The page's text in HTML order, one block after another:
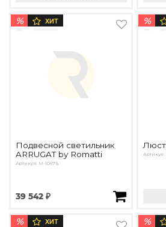
% ХИТ
Подвесной светильник
ARRUGAT by Romatti
Артикул: M-1097S
39 542 ₽
%
Артикул:
% ХИТ %